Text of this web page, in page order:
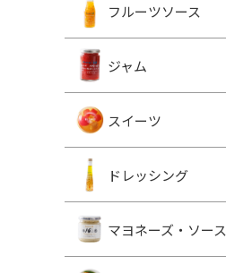
フルーツソース
ジャム
スイーツ
ドレッシング
マヨネーズ・ソース